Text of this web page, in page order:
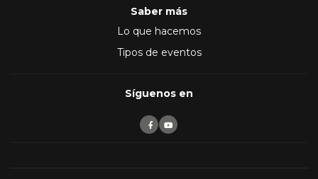
Saber más
Lo que hacemos
Tipos de eventos
Síguenos en